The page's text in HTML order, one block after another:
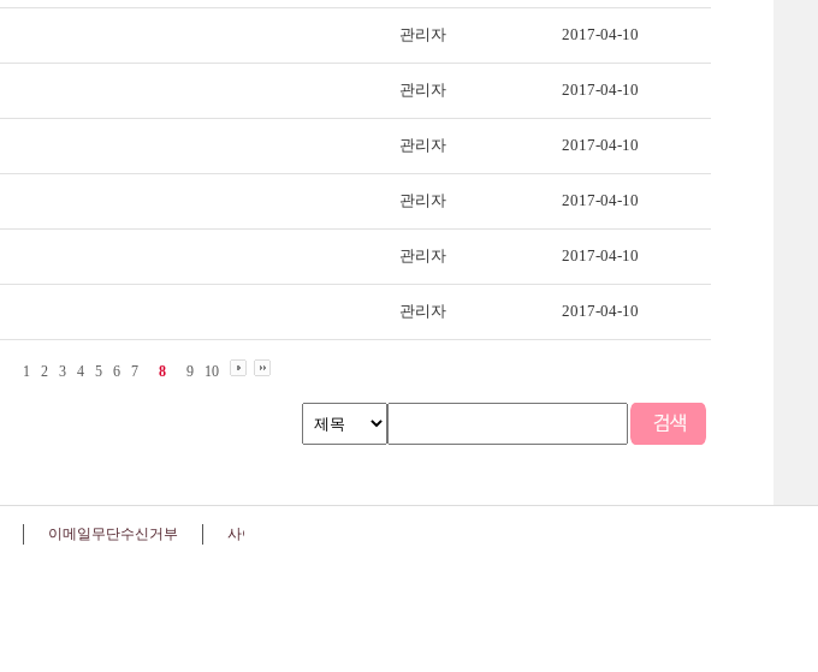
관리자 2017-04-10
관리자 2017-04-10
관리자 2017-04-10
관리자 2017-04-10
관리자 2017-04-10
관리자 2017-04-10
1 2 3 4 5 6 7 8 9 10
이메일무단수신거부 사이트맵